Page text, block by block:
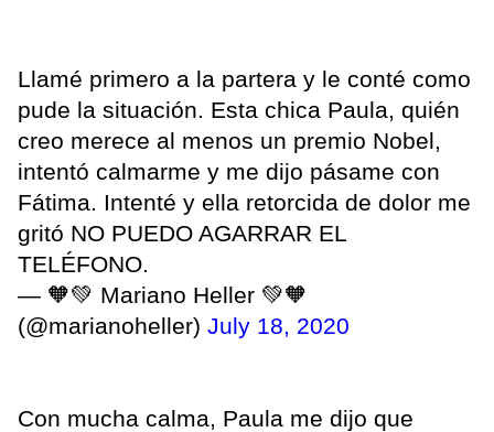
Llamé primero a la partera y le conté como
pude la situación. Esta chica Paula, quién
creo merece al menos un premio Nobel,
intentó calmarme y me dijo pásame con
Fátima. Intenté y ella retorcida de dolor me
gritó NO PUEDO AGARRAR EL
TELÉFONO.
— 🧡💚 Mariano Heller 💚🧡
(@marianoheller) July 18, 2020
Con mucha calma, Paula me dijo que